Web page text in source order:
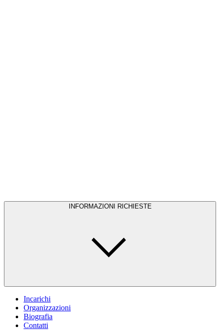
INFORMAZIONI RICHIESTE
Incarichi
Organizzazioni
Biografia
Contatti